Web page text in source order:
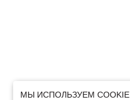
МЫ ИСПОЛЬЗУЕМ COOKIE